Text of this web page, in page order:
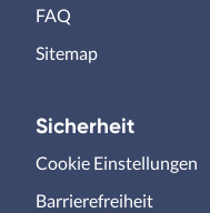
FAQ
Sitemap
Sicherheit
Cookie Einstellungen
Barrierefreiheit